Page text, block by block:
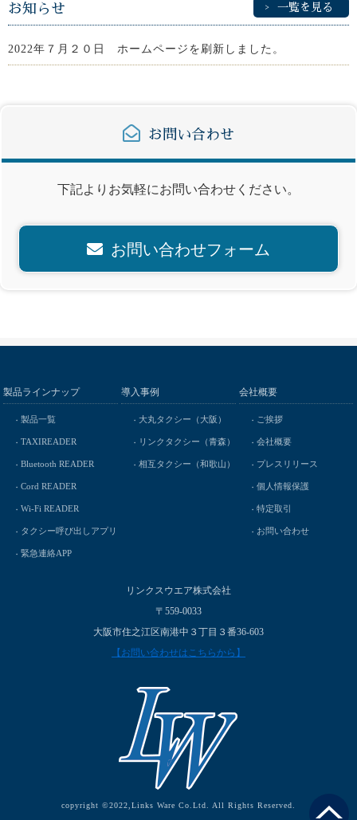
お知らせ 一覧を見る
2022年７月２０日 ホームページを刷新しました。
お問い合わせ
下記よりお気軽にお問い合わせください。
お問い合わせフォーム
製品ラインナップ
製品一覧
TAXIREADER
Bluetooth READER
Cord READER
Wi-Fi READER
タクシー呼び出しアプリ
緊急連絡APP
導入事例
大丸タクシー（大阪）
リンクタクシー（青森）
相互タクシー（和歌山）
会社概要
ご挨拶
会社概要
プレスリリース
個人情報保護
特定取引
お問い合わせ
リンクスウエア株式会社
〒559-0033
大阪市住之江区南港中３丁目３番36-603
【お問い合わせはこちらから】
copyright ©2022,Links Ware Co.Ltd. All Rights Reserved.